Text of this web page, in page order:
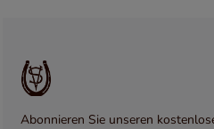
Abonnieren Sie unseren